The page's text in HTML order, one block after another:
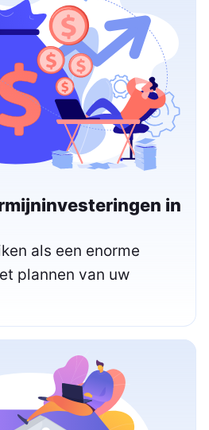
in
als een enorme
plannen van uw